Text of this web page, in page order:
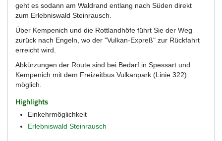
geht es sodann am Waldrand entlang nach Süden direkt
zum Erlebniswald Steinrausch.
Über Kempenich und die Rottlandhöfe führt Sie der Weg
zurück nach Engeln, wo der "Vulkan-Expreß" zur Rückfahrt
erreicht wird.
Abkürzungen der Route sind bei Bedarf in Spessart und
Kempenich mit dem Freizeitbus Vulkanpark (Linie 322)
möglich.
Highlights
Einkehrmöglichkeit
Erlebniswald Steinrausch